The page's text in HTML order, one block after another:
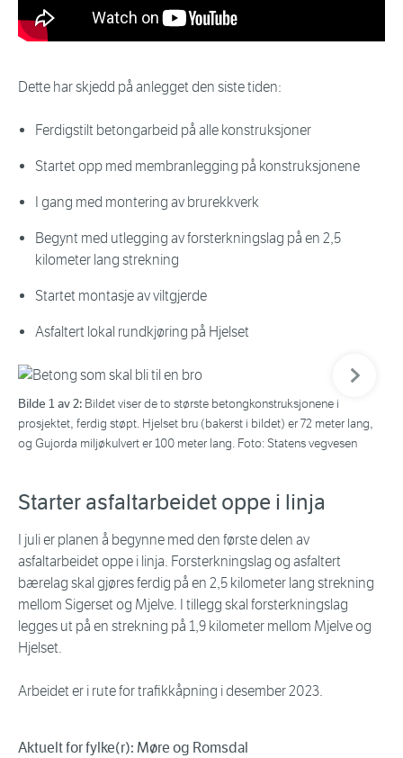
Dette har skjedd på anlegget den siste tiden:
Ferdigstilt betongarbeid på alle konstruksjoner
Startet opp med membranlegging på konstruksjonene
I gang med montering av brurekkverk
Begynt med utlegging av forsterkningslag på en 2,5
kilometer lang strekning
Startet montasje av viltgjerde
Asfaltert lokal rundkjøring på Hjelset
Bilde 1 av 2: Bildet viser de to største betongkonstruksjonene i
prosjektet, ferdig støpt. Hjelset bru (bakerst i bildet) er 72 meter lang,
og Gujorda miljøkulvert er 100 meter lang. Foto: Statens vegvesen
Starter asfaltarbeidet oppe i linja
I juli er planen å begynne med den første delen av
asfaltarbeidet oppe i linja. Forsterkningslag og asfaltert
bærelag skal gjøres ferdig på en 2,5 kilometer lang strekning
mellom Sigerset og Mjelve. I tillegg skal forsterkningslag
legges ut på en strekning på 1,9 kilometer mellom Mjelve og
Hjelset.
Arbeidet er i rute for trafikkåpning i desember 2023.
Aktuelt for fylke(r): Møre og Romsdal